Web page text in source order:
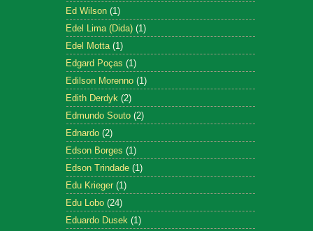
Ed Wilson (1)
Edel Lima (Dida) (1)
Edel Motta (1)
Edgard Poças (1)
Edilson Morenno (1)
Edith Derdyk (2)
Edmundo Souto (2)
Ednardo (2)
Edson Borges (1)
Edson Trindade (1)
Edu Krieger (1)
Edu Lobo (24)
Eduardo Dusek (1)